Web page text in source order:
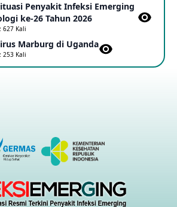
Ebola di RD Kongo
16 May 2026
A(H5NN6) di Cina
Hanta di Kapal Pesiar Keberangkatan
04 May 2026
Penyakit Infeksi Emerging
ke-26 Tahun 2026
627 Kali
Marburg di Uganda
253 Kali